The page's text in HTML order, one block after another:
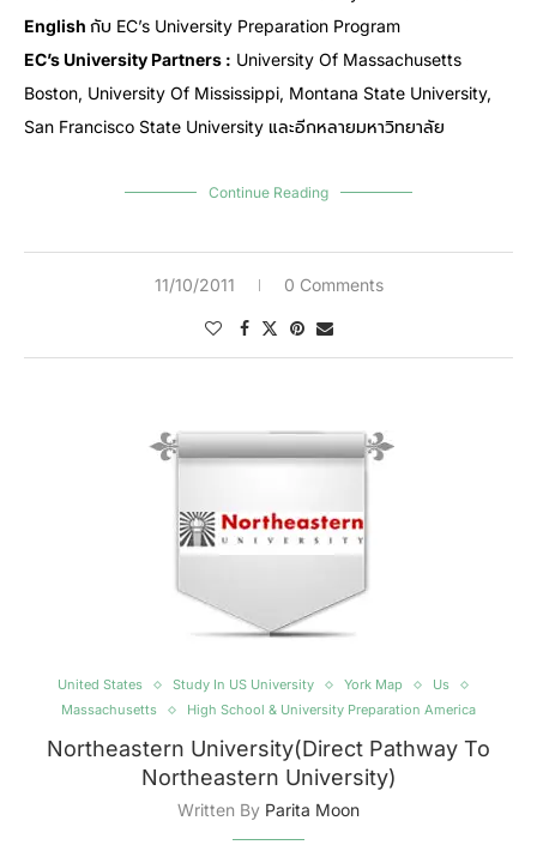
English กับ EC’s University Preparation Program
EC’s University Partners : University Of Massachusetts
Boston, University Of Mississippi, Montana State University,
San Francisco State University และอีกหลายมหาวิทยาลัย
Continue Reading
11/10/2011 0 Comments
United States Study In US University York Map
Us
Massachusetts
High School & University Preparation America
Northeastern University(Direct Pathway To
Northeastern University)
Written By Parita Moon